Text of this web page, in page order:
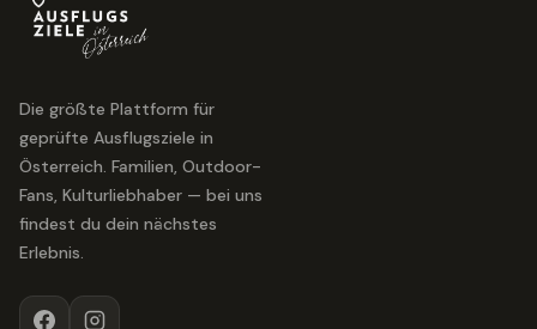
Die größte Plattform für
geprüfte Ausflugsziele in
Österreich. Familien, Outdoor-
Fans, Kulturliebhaber — bei uns
findest du dein nächstes
Erlebnis.